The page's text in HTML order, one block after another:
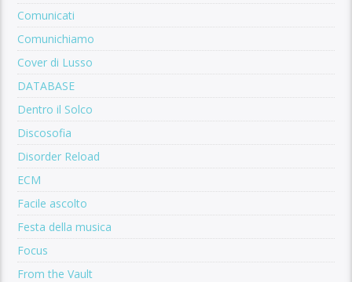
Comunicati
Comunichiamo
Cover di Lusso
DATABASE
Dentro il Solco
Discosofia
Disorder Reload
ECM
Facile ascolto
Festa della musica
Focus
From the Vault